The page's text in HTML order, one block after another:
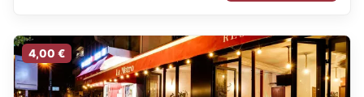
4,00 €